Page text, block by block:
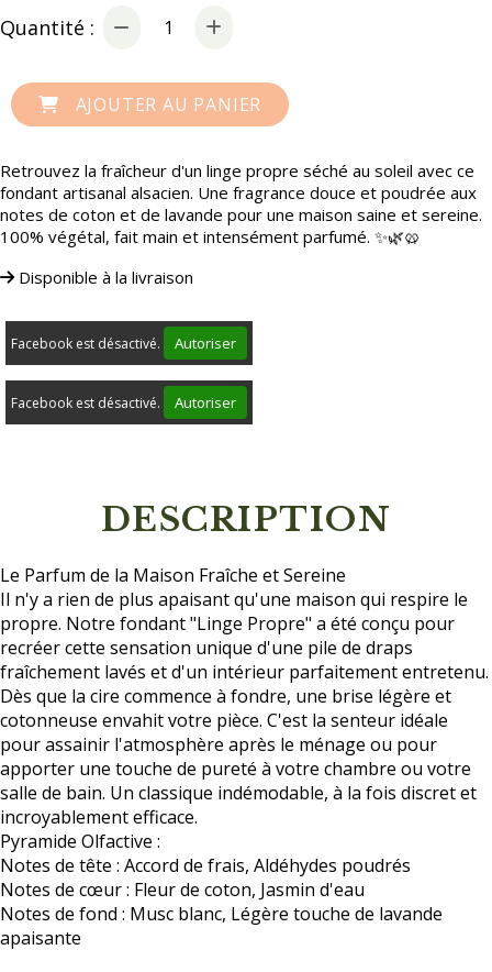
Quantité :
AJOUTER AU PANIER
Retrouvez la fraîcheur d'un linge propre séché au soleil avec ce
fondant artisanal alsacien. Une fragrance douce et poudrée aux
notes de coton et de lavande pour une maison saine et sereine.
100% végétal, fait main et intensément parfumé. ✨🌿🥨
Disponible à la livraison
Facebook est désactivé. Autoriser
Facebook est désactivé. Autoriser
DESCRIPTION
Le Parfum de la Maison Fraîche et Sereine
Il n'y a rien de plus apaisant qu'une maison qui respire le
propre. Notre fondant "Linge Propre" a été conçu pour
recréer cette sensation unique d'une pile de draps
fraîchement lavés et d'un intérieur parfaitement entretenu.
Dès que la cire commence à fondre, une brise légère et
cotonneuse envahit votre pièce. C'est la senteur idéale
pour assainir l'atmosphère après le ménage ou pour
apporter une touche de pureté à votre chambre ou votre
salle de bain. Un classique indémodable, à la fois discret et
incroyablement efficace.
Pyramide Olfactive :
Notes de tête : Accord de frais, Aldéhydes poudrés
Notes de cœur : Fleur de coton, Jasmin d'eau
Notes de fond : Musc blanc, Légère touche de lavande
apaisante